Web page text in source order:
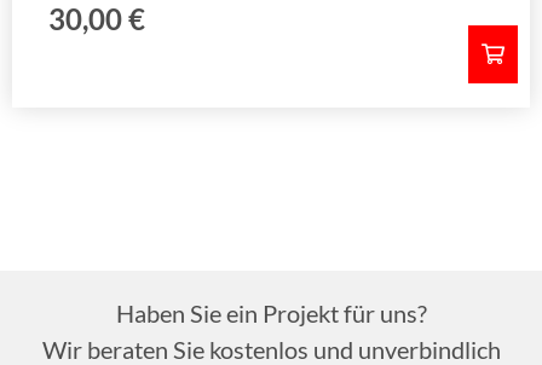
30,00€
Haben Sie ein Projekt für uns?
Wir beraten Sie kostenlos und unverbindlich